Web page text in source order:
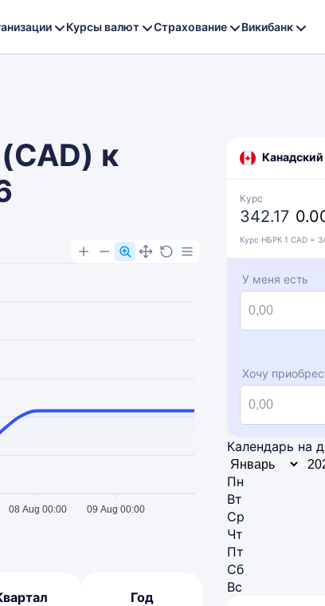
Курсы валют Страхование Викибанк
к
08 Aug 00:00 09 Aug 00:00
Год
Курс
342.17
Курс НБРК 1 CAD =
У меня есть
Хочу
Календарь на
Пн
Вт
Ср
Чт
Пт
Сб
Вс